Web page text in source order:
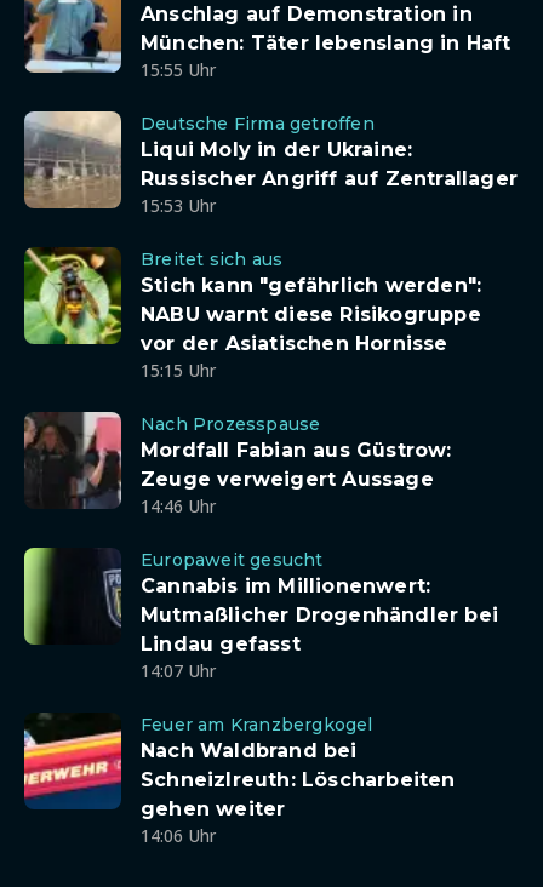
Anschlag auf Demonstration in
München: Täter lebenslang in Haft
15:55 Uhr
Deutsche Firma getroffen
Liqui Moly in der Ukraine:
Russischer Angriff auf Zentrallager
15:53 Uhr
Breitet sich aus
Stich kann "gefährlich werden":
NABU warnt diese Risikogruppe
vor der Asiatischen Hornisse
15:15 Uhr
Nach Prozesspause
Mordfall Fabian aus Güstrow:
Zeuge verweigert Aussage
14:46 Uhr
Europaweit gesucht
Cannabis im Millionenwert:
Mutmaßlicher Drogenhändler bei
Lindau gefasst
14:07 Uhr
Feuer am Kranzbergkogel
Nach Waldbrand bei
Schneizlreuth: Löscharbeiten
gehen weiter
14:06 Uhr